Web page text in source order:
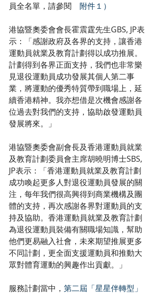
員全名單，請參閱 附件１）
港協暨奧委會會長霍震霆先生GBS, JP表
示：「感謝政府及各界的支持，讓香港
運動員就業及教育計劃得以成功推展。
計劃得到各界正面支持，我們也非常樂
見退役運動員成功發展其個人第二事
業，將運動的優秀特質帶到職場上，延
續香港精神。我亦想借是次機會感謝各
位過去對我們的支持，協助啟發運動員
發展將來。」
港協暨奧委會副會長及香港運動員就業
及教育計劃委員會主席胡曉明博士SBS,
JP表示：「香港運動員就業及教育計劃
成功喚起更多人對退役運動員發展的關
注，每年我們很高興得到商業機構及團
體的支持，再次感謝各界對運動員的支
持及協助。香港運動員就業及教育計劃
為退役運動員裝備有關職場知識，幫助
他們更易融入社會，未來期望推展更多
不同計劃，更全面支援運動員和推動大
眾對體育運動的興趣作出貢獻。」
服務計劃當中， 第二屆「星星伴轉型」